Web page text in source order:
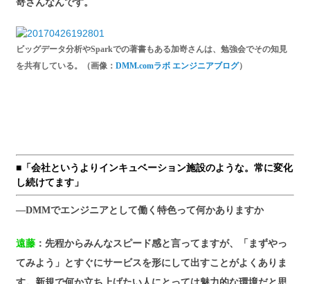
嵜さんなんです。
ビッグデータ分析やSparkでの著書もある加嵜さんは、勉強会でその知見
を共有している。（画像：DMM.comラボ エンジニアブログ）
■「会社というよりインキュベーション施設のような。常に変化
し続けてます」
―DMMでエンジニアとして働く特色って何かありますか
遠藤 ：先程からみんなスピード感と言ってますが、「まずやっ
てみよう」とすぐにサービスを形にして出すことがよくありま